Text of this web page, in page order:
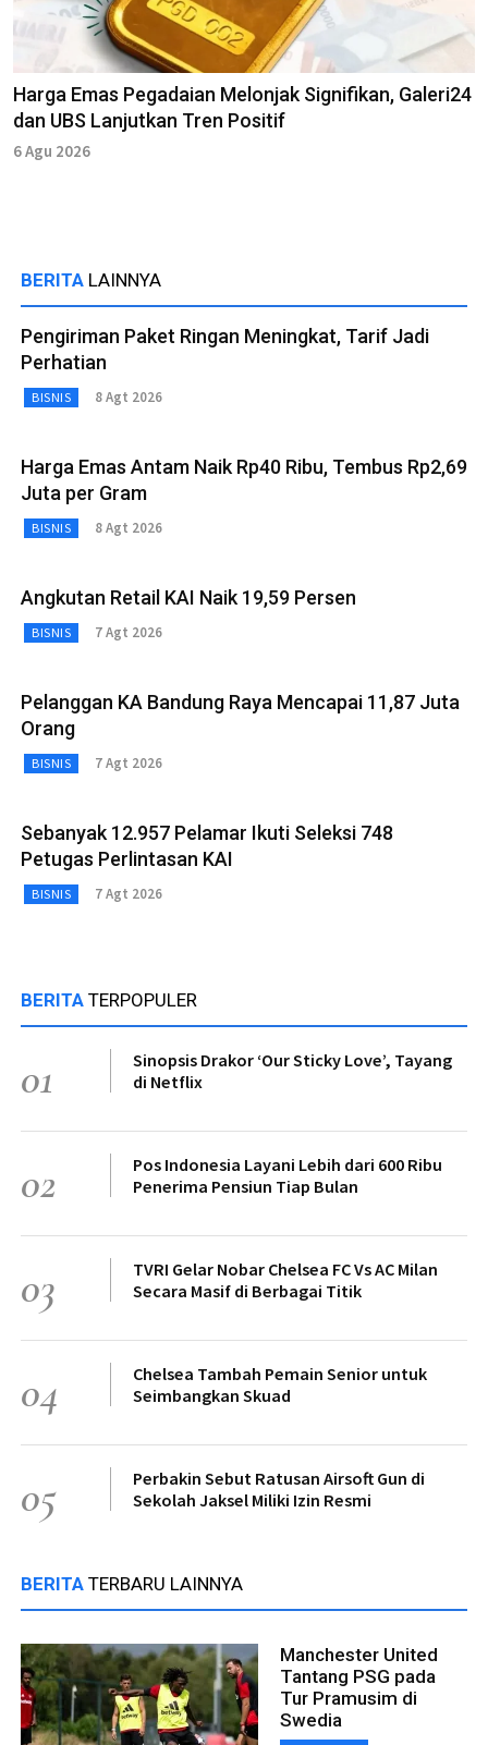
Harga Emas Pegadaian Melonjak Signifikan, Galeri24
dan UBS Lanjutkan Tren Positif
6 Agu 2026
BERITA LAINNYA
Pengiriman Paket Ringan Meningkat, Tarif Jadi
Perhatian
BISNIS 8 Agt 2026
Harga Emas Antam Naik Rp40 Ribu, Tembus Rp2,69
Juta per Gram
BISNIS 8 Agt 2026
Angkutan Retail KAI Naik 19,59 Persen
BISNIS 7 Agt 2026
Pelanggan KA Bandung Raya Mencapai 11,87 Juta
Orang
BISNIS 7 Agt 2026
Sebanyak 12.957 Pelamar Ikuti Seleksi 748
Petugas Perlintasan KAI
BISNIS 7 Agt 2026
BERITA TERPOPULER
01
Sinopsis Drakor ‘Our Sticky Love’, Tayang
di Netflix
02
Pos Indonesia Layani Lebih dari 600 Ribu
Penerima Pensiun Tiap Bulan
03
TVRI Gelar Nobar Chelsea FC Vs AC Milan
Secara Masif di Berbagai Titik
04
Chelsea Tambah Pemain Senior untuk
Seimbangkan Skuad
05
Perbakin Sebut Ratusan Airsoft Gun di
Sekolah Jaksel Miliki Izin Resmi
BERITA TERBARU LAINNYA
Manchester United
Tantang PSG pada
Tur Pramusim di
Swedia